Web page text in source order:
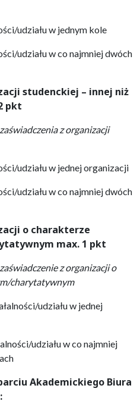
udziału w jednym kole
udziału w co najmniej dwóch
studenckiej – innej niż
pkt
zaświadczenia z organizacji
udziału w jednej organizacji
udziału w co najmniej dwóch
o charakterze
max. 1 pkt
zaświadczenie z organizacji o
charytatywnym
udziału w jednej
udziału w co najmniej
Akademickiego Biura